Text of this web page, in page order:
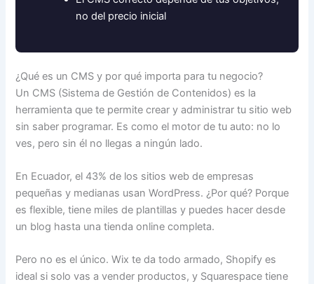
no del precio inicial
¿Qué es un CMS y por qué importa para tu negocio?
Un CMS (Sistema de Gestión de Contenidos) es la
herramienta que te permite crear y administrar tu sitio web
sin saber programar. Es como el motor de tu auto: no lo
ves, pero sin él no llegas a ningún lado.
En Ecuador, el 43% de los sitios web de empresas
pequeñas y medianas usan WordPress. ¿Por qué? Porque
es flexible, tiene miles de plantillas y puedes hacer desde
un blog hasta una tienda online completa.
Pero no es el único. Wix te da todo armado, Shopify es
ideal si solo vas a vender productos, y Squarespace tiene